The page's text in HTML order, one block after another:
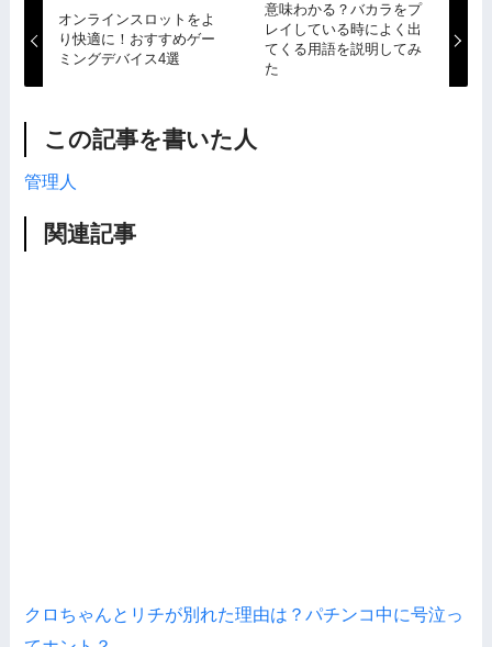
オンラインスロットをよ
り快適に！おすすめゲー
ミングデバイス4選
意味わかる？バカラをプ
レイしている時によく出
てくる用語を説明してみ
た
この記事を書いた人
管理人
関連記事
クロちゃんとリチが別れた理由は？パチンコ中に号泣っ